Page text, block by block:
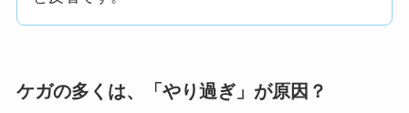
ケガの多くは、「やり過ぎ」が原因？